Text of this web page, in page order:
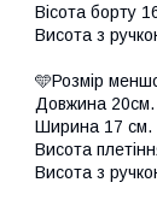
Вісота борту
Висота з
🩵Розмір
Довжина 20см.
Ширина 17 см.
Висота
Висота з